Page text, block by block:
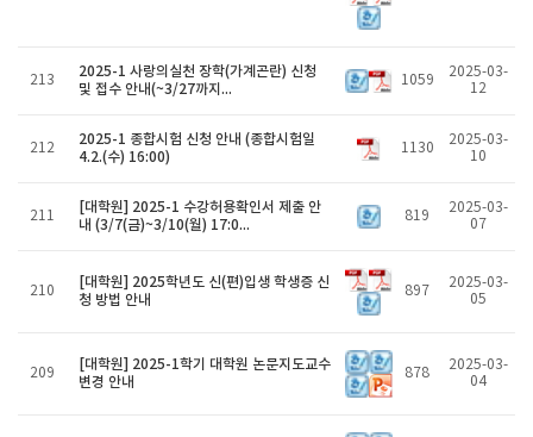
213
2025-1 사랑의실천 장학(가계곤란) 신청
및 접수 안내(~3/27까지...
1059
2025-03-
12
212
2025-1 종합시험 신청 안내 (종합시험일
4.2.(수) 16:00)
1130
2025-03-
10
211
[대학원] 2025-1 수강허용확인서 제출 안
내 (3/7(금)~3/10(월) 17:0...
819
2025-03-
07
210
[대학원] 2025학년도 신(편)입생 학생증 신
청 방법 안내
897
2025-03-
05
209
[대학원] 2025-1학기 대학원 논문지도교수
변경 안내
878
2025-03-
04